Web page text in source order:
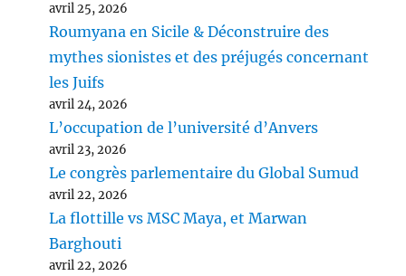
avril 25, 2026
Roumyana en Sicile & Déconstruire des
mythes sionistes et des préjugés concernant
les Juifs
avril 24, 2026
L’occupation de l’université d’Anvers
avril 23, 2026
Le congrès parlementaire du Global Sumud
avril 22, 2026
La flottille vs MSC Maya, et Marwan
Barghouti
avril 22, 2026